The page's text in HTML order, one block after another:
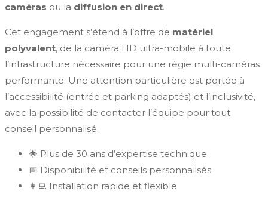
caméras ou la diffusion en direct.
Cet engagement s’étend à l’offre de matériel
polyvalent, de la caméra HD ultra-mobile à toute
l’infrastructure nécessaire pour une régie multi-caméras
performante. Une attention particulière est portée à
l’accessibilité (entrée et parking adaptés) et l’inclusivité,
avec la possibilité de contacter l’équipe pour tout
conseil personnalisé.
🌟 Plus de 30 ans d’expertise technique
📅 Disponibilité et conseils personnalisés
👩‍💻 Installation rapide et flexible